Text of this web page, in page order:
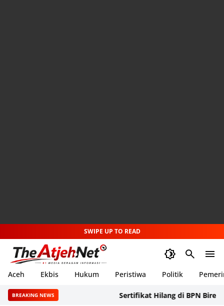
SWIPE UP TO READ
Aceh Ekbis Hukum Peristiwa Politik
BREAKING NEWS Sertifikat Hilang di BPN Bireuen,